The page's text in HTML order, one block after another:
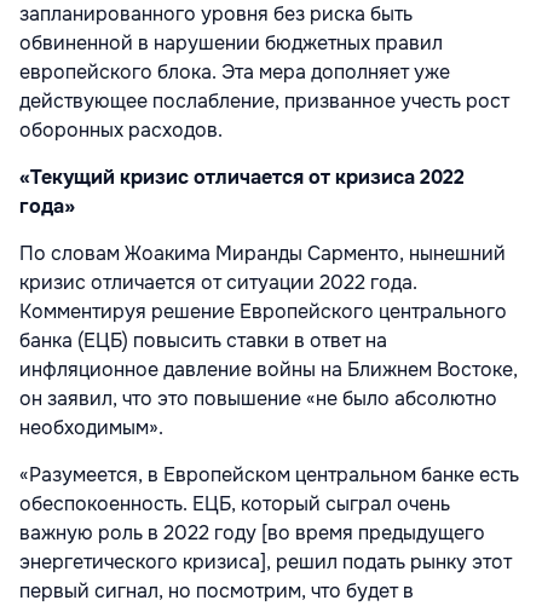
запланированного уровня без риска быть
обвиненной в нарушении бюджетных правил
европейского блока. Эта мера дополняет уже
действующее послабление, призванное учесть рост
оборонных расходов.
«Текущий кризис отличается от кризиса 2022
года»
По словам Жоакима Миранды Сарменто, нынешний
кризис отличается от ситуации 2022 года.
Комментируя решение Европейского центрального
банка (ЕЦБ) повысить ставки в ответ на
инфляционное давление войны на Ближнем Востоке,
он заявил, что это повышение «не было абсолютно
необходимым».
«Разумеется, в Европейском центральном банке есть
обеспокоенность. ЕЦБ, который сыграл очень
важную роль в 2022 году [во время предыдущего
энергетического кризиса], решил подать рынку этот
первый сигнал, но посмотрим, что будет в